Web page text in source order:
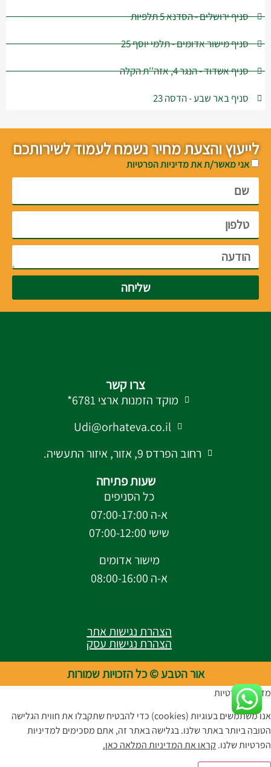
סניף ירושלים - הסדנא 5 תלפיות
סניף מישור אדומים - תלמי יוסף 25
סניף אשדוד - הנגר 4, אזה''ת הקלה
סניף באר שבע - הדסה 23
לייעוץ והצעת מחיר נשמח לעמוד לשירותכם
אני מאשר/ת את מדיניות הפרטיות
שליחה
צרו קשר
מוקד הזמנות ארצי 6781*
Udi@orhateva.co.il
רחוב הפרדס 9, אזור, איזור התעשיה.
שעות פתיחה
כל הסניפים
א-ה 07:00-17:00
שישי 07:00-12:00
מישור אדומים
א-ה 08:00-16:00
הצהרת נגישות אתר
הצהרת נגישות עסק
אור הטבע © כל הזכויות שמורות
מדיניות פרטיות
אנו משתמשים בעוגיות (cookies) כדי להבטיח שתקבלו את חווית הגלישה
הטובה ביותר באתר שלנו. בגלישה באתר זה, אתם מסכימים למדיניות
הפרטיות שלנו. קראו את המדיניות המלאה כאן.